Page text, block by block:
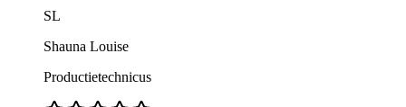
SL
Shauna Louise
Productietechnicus